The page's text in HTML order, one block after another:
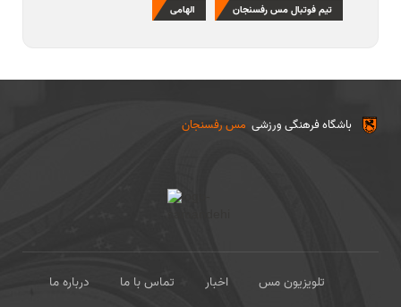
تیم فوتبال مس رفسنجان الهامی
مس رفسنجان باشگاه فرهنگی ورزشی
درباره ما تماس با ما اخبار
تلویزیون مس